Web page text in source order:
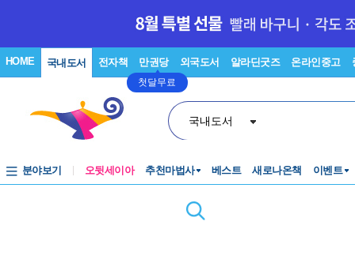
HOME 국내도서 전자책 만권당
첫달무료
외국도서 알라딘굿즈 온라인중고
국내도서
분야보기 오뒷세이아 추천마법사 베스트 새로나온책 이벤트